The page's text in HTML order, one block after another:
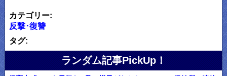
カテゴリー:
反撃･復讐
タグ:
ランダム記事PickUp！